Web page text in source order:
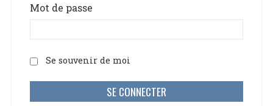
Mot de passe
Se souvenir de moi